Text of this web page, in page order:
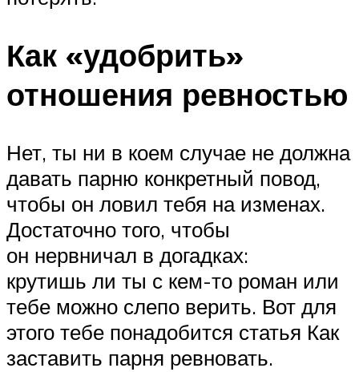
Как «удобрить»
отношения ревностью
Нет, ты ни в коем случае не должна
давать парню конкретный повод,
чтобы он ловил тебя на изменах.
Достаточно того, чтобы
он нервничал в догадках:
крутишь ли ты с кем-то роман или
тебе можно слепо верить. Вот для
этого тебе понадобится статья Как
заставить парня ревновать.